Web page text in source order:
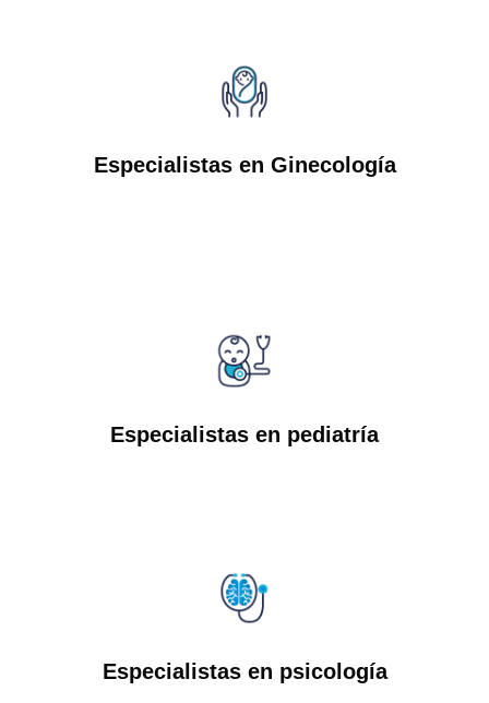
Especialistas en Ginecología
Especialistas en pediatría
Especialistas en psicología